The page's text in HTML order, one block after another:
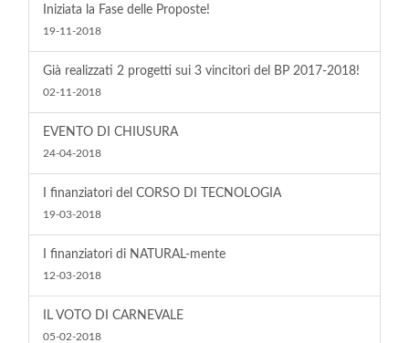
Iniziata la Fase delle Proposte!
19-11-2018
Già realizzati 2 progetti sui 3 vincitori del BP 2017-2018!
02-11-2018
EVENTO DI CHIUSURA
24-04-2018
I finanziatori del CORSO DI TECNOLOGIA
19-03-2018
I finanziatori di NATURAL-mente
12-03-2018
IL VOTO DI CARNEVALE
05-02-2018